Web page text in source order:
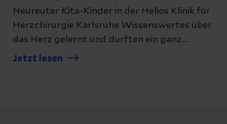
Neureuter Kita-Kinder in der Helios Klinik für
Herzchirurgie Karlsruhe Wissenswertes über
das Herz gelernt und durften ein ganz
besonderes Andenken mit nach Hause
Jetzt lesen